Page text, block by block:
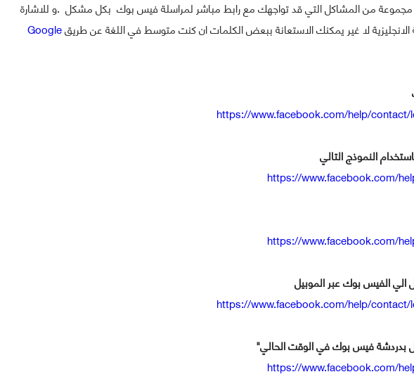
من المشاكل التي قد تواجهك مع رابط مباشر لمراسلة فيس بوك بكل مشكل .و للاشارة
لا غير يمكنك الاستعانة ببعض الكلمات ان كنت متوسط في اللغة عن طريقGoogle
https://www.facebook.com/help/contact/
النموذج التالي
https://www.facebook.com/
https://www.facebook.com/
الفيس بوك عبر الموبيل
https://www.facebook.com/help/contact/
بدردشة فيس بوك في الوقت الحالي"
https://www.facebook.com/